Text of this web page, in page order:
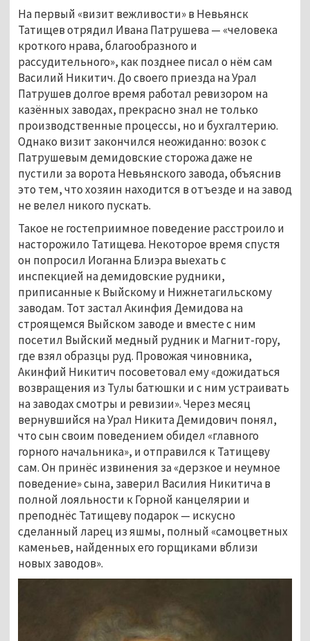
На первый «визит вежливости» в Невьянск
Татищев отрядил Ивана Патрушева — «человека
кроткого нрава, благообразного и
рассудительного», как позднее писал о нём сам
Василий Никитич. До своего приезда на Урал
Патрушев долгое время работал ревизором на
казённых заводах, прекрасно знал не только
производственные процессы, но и бухгалтерию.
Однако визит закончился неожиданно: возок с
Патрушевым демидовские сторожа даже не
пустили за ворота Невьянского завода, объяснив
это тем, что хозяин находится в отъезде и на завод
не велел никого пускать.
Такое не гостеприимное поведение расстроило и
насторожило Татищева. Некоторое время спустя
он попросил Иоганна Блиэра выехать с
инспекцией на демидовские рудники,
приписанные к Выйскому и Нижнетагильскому
заводам. Тот застал Акинфия Демидова на
строящемся Выйском заводе и вместе с ним
посетил Выйский медный рудник и Магнит-гору,
где взял образцы руд. Провожая чиновника,
Акинфий Никитич посоветовал ему «дожидаться
возвращения из Тулы батюшки и с ним устраивать
на заводах смотры и ревизии». Через месяц
вернувшийся на Урал Никита Демидович понял,
что сын своим поведением обидел «главного
горного начальника», и отправился к Татищеву
сам. Он принёс извинения за «дерзкое и неумное
поведение» сына, заверил Василия Никитича в
полной лояльности к Горной канцелярии и
преподнёс Татищеву подарок — искусно
сделанный ларец из яшмы, полный «самоцветных
каменьев, найденных его горщиками вблизи
новых заводов».